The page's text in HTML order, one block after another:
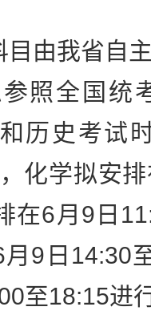
由我省自主
照全国统
历史考试
化学拟安
在6月9日
9日14:30
至18:15进